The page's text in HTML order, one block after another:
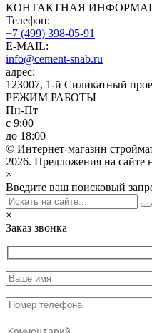
КОНТАКТНАЯ
Телефон:
+7 (499) 398-05-91
E-MAIL:
info@cement-snab.ru
адрес:
123007, 1-й Силикатный
РЕЖИМ РАБОТЫ
Пн-Пт
с 9:00
до 18:00
© Интернет-магазин
2026. Предложения на сайте
×
Введите ваш поисковый
×
Заказ звонка